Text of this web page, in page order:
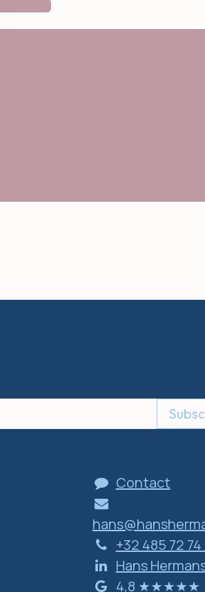
Contact
+32 485 72
Hans
​​​​​​​4​,​8 ​★​★​★​★​★